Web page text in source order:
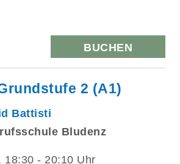
BUCHEN
2 (A1)
Battisti
Bludenz
18:30 - 20:10 Uhr